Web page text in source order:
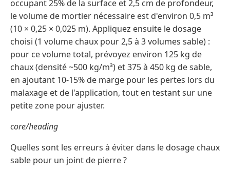
occupant 25% de la surface et 2,5 cm de profondeur,
le volume de mortier nécessaire est d'environ 0,5 m³
(10 × 0,25 × 0,025 m). Appliquez ensuite le dosage
choisi (1 volume chaux pour 2,5 à 3 volumes sable) :
pour ce volume total, prévoyez environ 125 kg de
chaux (densité ~500 kg/m³) et 375 à 450 kg de sable,
en ajoutant 10-15% de marge pour les pertes lors du
malaxage et de l'application, tout en testant sur une
petite zone pour ajuster.
core/heading
Quelles sont les erreurs à éviter dans le dosage chaux
sable pour un joint de pierre ?